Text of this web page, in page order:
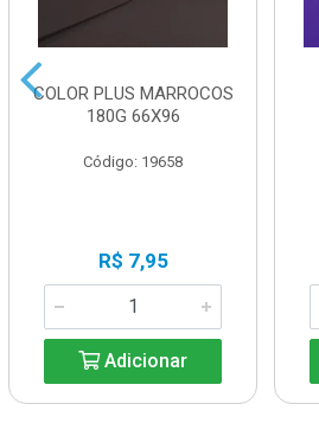
COLOR PLUS MARROCOS
180G 66X96
Código: 19658
R$ 7,95
Adicionar